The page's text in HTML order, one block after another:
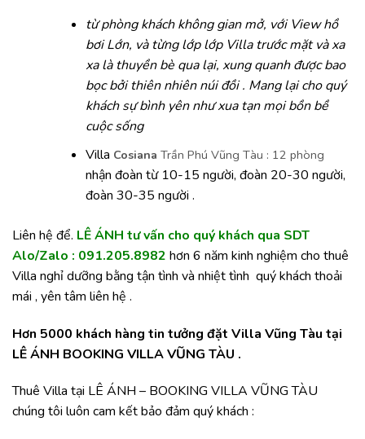
từ phòng khách không gian mở, với View hồ
bơi Lớn, và từng lớp lớp Villa trước mặt và xa
xa là thuyền bè qua lại, xung quanh được bao
bọc bởi thiên nhiên núi đồi . Mang lại cho quý
khách sự bình yên như xua tạn mọi bồn bề
cuộc sống
Villa Cosiana Trần Phú Vũng Tàu : 12 phòng
nhận đoàn từ 10-15 người, đoàn 20-30 người,
đoàn 30-35 người .
Liên hệ để. LÊ ÁNH tư vấn cho quý khách qua SDT
Alo/Zalo : 091.205.8982 hơn 6 năm kinh nghiệm cho thuê
Villa nghỉ dưỡng bằng tận tình và nhiệt tình quý khách thoải
mái , yên tâm liên hệ .
Hơn 5000 khách hàng tin tưởng đặt Villa Vũng Tàu tại
LÊ ÁNH BOOKING VILLA VŨNG TÀU .
Thuê Villa tại LÊ ÁNH – BOOKING VILLA VŨNG TÀU
chúng tôi luôn cam kết bảo đảm quý khách :